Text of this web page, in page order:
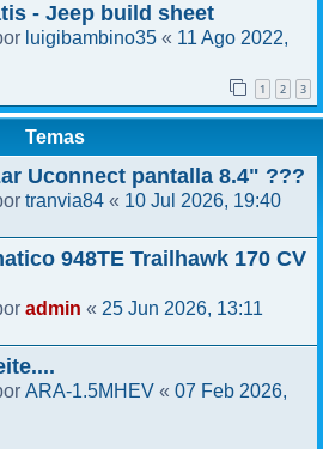
- Jeep build sheet
luigibambino35 « 11 Ago 2022,
1 2 3
Temas
Uconnect pantalla 8.4" ???
tranvia84 « 10 Jul 2026, 19:40
948TE Trailhawk 170 CV
admin « 25 Jun 2026, 13:11
ARA-1.5MHEV « 07 Feb 2026,